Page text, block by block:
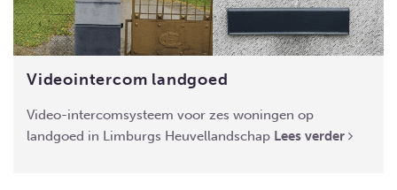
Videointercom landgoed
Video-intercomsysteem voor zes woningen op
landgoed in Limburgs Heuvellandschap Lees verder